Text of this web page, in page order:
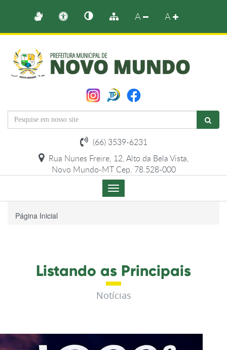
A A
(66) 3539-6231
Rua Nunes Freire, 12, Alto da Bela Vista,
Novo Mundo-MT Cep. 78.528-000
Menu
de
Página Inicial
Listando as Principais
Notícias